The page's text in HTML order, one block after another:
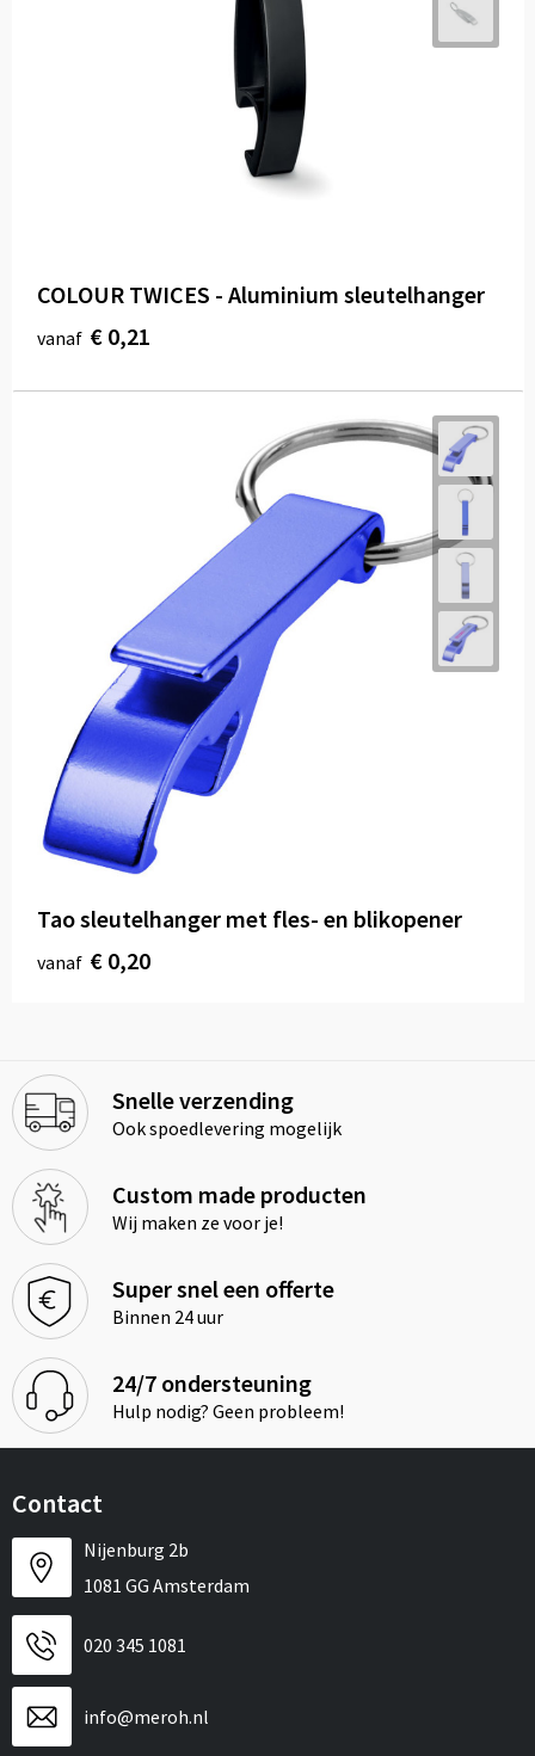
COLOUR TWICES - Aluminium sleutelhanger
vanaf € 0,21
Tao sleutelhanger met fles- en blikopener
vanaf € 0,20
Snelle verzending
Ook spoedlevering mogelijk
Custom made producten
Wij maken ze voor je!
Super snel een offerte
Binnen 24 uur
24/7 ondersteuning
Hulp nodig? Geen probleem!
Contact
Nijenburg 2b
1081 GG Amsterdam
020 345 1081
info@meroh.nl